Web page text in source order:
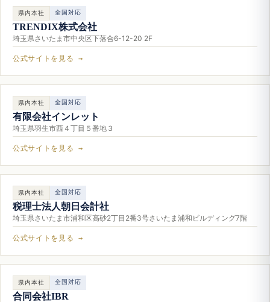
県内本社 全国対応
TRENDIX株式会社
埼玉県さいたま市中央区下落合6-12-20 2F
公式サイトを見る →
県内本社 全国対応
有限会社インレット
埼玉県羽生市西４丁目５番地３
公式サイトを見る →
県内本社 全国対応
税理士法人朝日会計社
埼玉県さいたま市浦和区高砂2丁目2番3号さいたま浦和ビルディング7階
公式サイトを見る →
県内本社 全国対応
合同会社IBR